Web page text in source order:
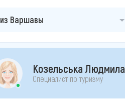
из Варшавы
Козельська Людмила
Специалист по туризму